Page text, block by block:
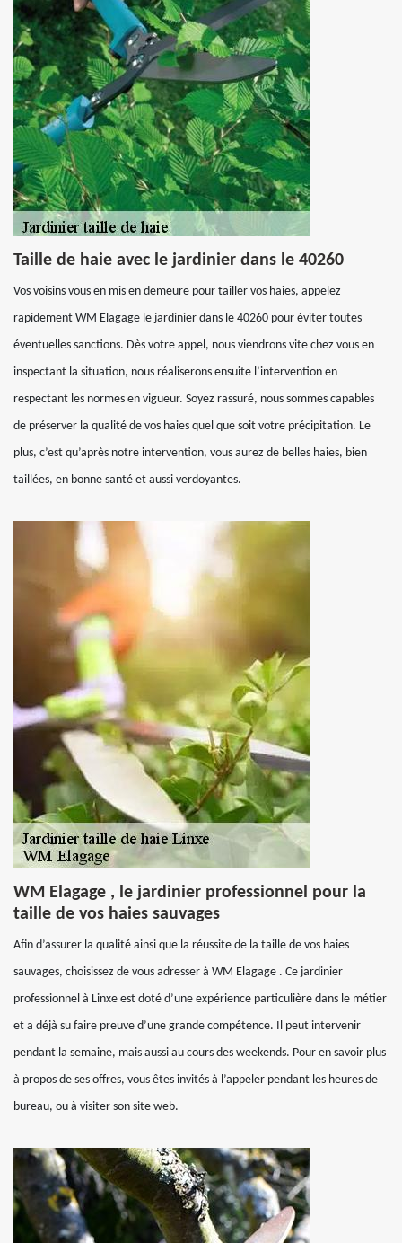
Taille de haie avec le jardinier dans le 40260
Vos voisins vous en mis en demeure pour tailler vos haies, appelez
rapidement WM Elagage le jardinier dans le 40260 pour éviter toutes
éventuelles sanctions. Dès votre appel, nous viendrons vite chez vous en
inspectant la situation, nous réaliserons ensuite l’intervention en
respectant les normes en vigueur. Soyez rassuré, nous sommes capables
de préserver la qualité de vos haies quel que soit votre précipitation. Le
plus, c’est qu’après notre intervention, vous aurez de belles haies, bien
taillées, en bonne santé et aussi verdoyantes.
WM Elagage , le jardinier professionnel pour la
taille de vos haies sauvages
Afin d’assurer la qualité ainsi que la réussite de la taille de vos haies
sauvages, choisissez de vous adresser à WM Elagage . Ce jardinier
professionnel à Linxe est doté d’une expérience particulière dans le métier
et a déjà su faire preuve d’une grande compétence. Il peut intervenir
pendant la semaine, mais aussi au cours des weekends. Pour en savoir plus
à propos de ses offres, vous êtes invités à l’appeler pendant les heures de
bureau, ou à visiter son site web.